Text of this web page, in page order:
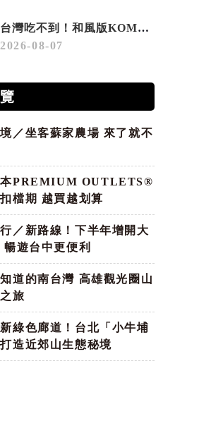
台灣吃不到！和風版KOMEDA咖啡讓你吃遍名古屋在地美食
2026-08-07
／坐客蘇家農場 來了就不
本PREMIUM OUTLETS®
檔期 越買越划算
／新路線！下半年增開大
暢遊台中更便利
道的南台灣 高雄觀光圈山
旅
綠色廊道！台北「小牛埔
造近郊山生態秘境